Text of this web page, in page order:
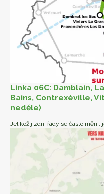
Linka 06C: Damblain,
Bains, Contrexéville,
neděle)
Jelikož jízdní řády se často mění,